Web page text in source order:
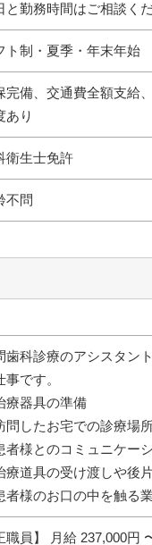
と勤務時間はご相談く
ト制・夏季・年末年始
完備、交通費全額支給
あり
衛生士免許
不問
歯科診療のアシスタン
事です。
療器具の準備
問したお宅での診療場
者様とのコミュニケー
療道具の受け渡しや後
様のお口の中を触る
職員】 月給 237,000円